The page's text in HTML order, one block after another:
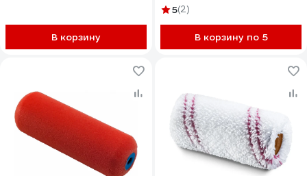
В корзину
5(2)
В корзину по 5